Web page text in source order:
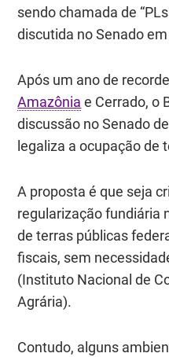
sendo chamada de
discutida no Senado
Após um ano de
Amazônia e Cerrado, o
discussão no Senado
legaliza a ocupação de
A proposta é que seja
regularização fundiária
de terras públicas
fiscais, sem
(Instituto Nacional de
Agrária).
Contudo, alguns